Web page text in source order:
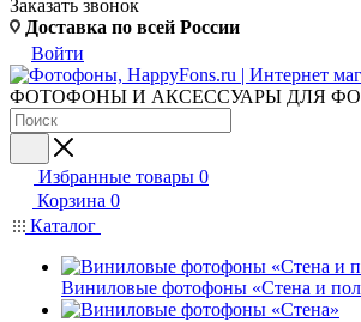
Заказать звонок
Доставка по всей России
Войти
ФОТОФОНЫ И АКСЕССУАРЫ ДЛЯ
Избранные товары 0
Корзина 0
Каталог
Виниловые фотофоны «Стена и